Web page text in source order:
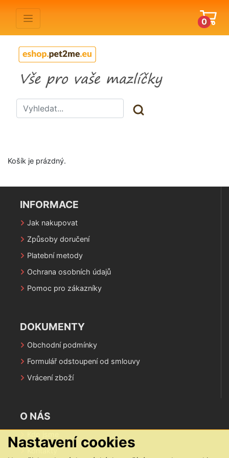
Nastavení cookies
0
Košík je prázdný.
INFORMACE
Jak nakupovat
Způsoby doručení
Platební metody
Ochrana osobních údajů
Pomoc pro zákazníky
DOKUMENTY
Obchodní podmínky
Formulář odstoupení od smlouvy
Vrácení zboží
O NÁS
Kontakty